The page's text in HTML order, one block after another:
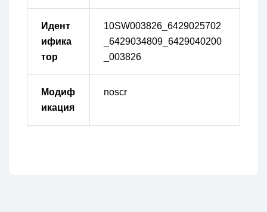
Идент
ифика
тор
10SW003826_6429025702
_6429034809_6429040200
_003826
Модиф
икация
noscr